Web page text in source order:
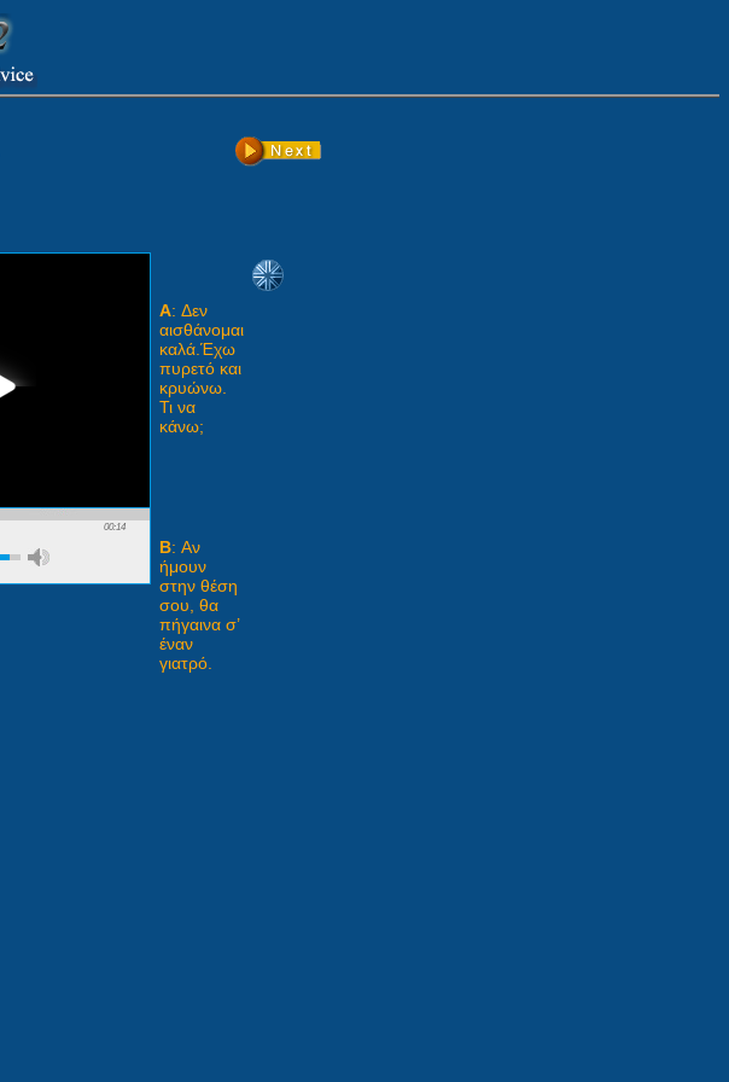
00:14
A: Δεν
αισθάνομαι
καλά.Έχω
πυρετό και
κρυώνω.
Τι να
κάνω;
B: Αν
ήμουν
στην θέση
σου, θα
πήγαινα σ’
έναν
γιατρό.